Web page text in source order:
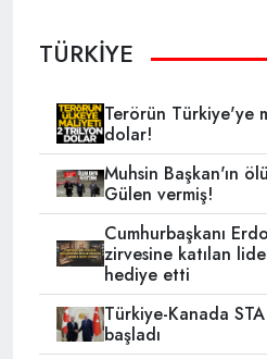
TÜRKİYE
Terörün Türkiye'ye
dolar!
Muhsin Başkan'ın
Gülen vermiş!
Cumhurbaşkanı
zirvesine katılan
hediye etti
Türkiye-Kanada
başladı